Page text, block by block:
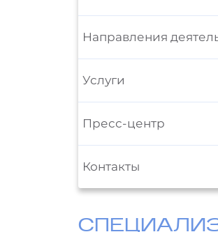
Направления
Услуги
Пресс-центр
Контакты